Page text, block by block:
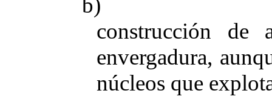
b)
construcción de
envergadura,
núcleos que